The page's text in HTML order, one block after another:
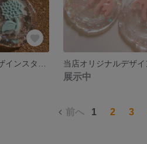
展示中
前へ 1 2 3